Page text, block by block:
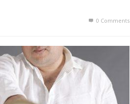
0 Comments